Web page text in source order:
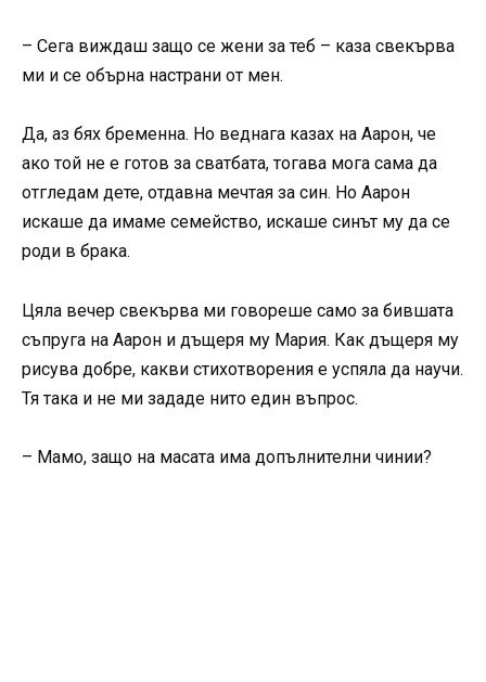
– Сега виждаш защо се жени за теб – каза свекърва
ми и се обърна настрани от мен.
Да, аз бях бременна. Но веднага казах на Аарон, че
ако той не е готов за сватбата, тогава мога сама да
отгледам дете, отдавна мечтая за син. Но Аарон
искаше да имаме семейство, искаше синът му да се
роди в брака.
Цяла вечер свекърва ми говореше само за бившата
съпруга на Аарон и дъщеря му Мария. Как дъщеря му
рисува добре, какви стихотворения е успяла да научи.
Тя така и не ми зададе нито един въпрос.
– Мамо, защо на масата има допълнителни чинии?